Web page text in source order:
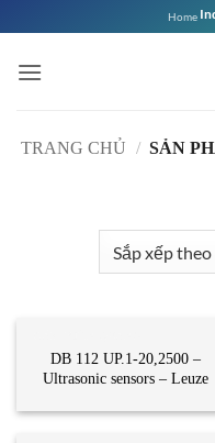
qua
nội
Home
TRANG CHỦ / SẢN
DB 112 UP.1-20,2500 –
Ultrasonic sensors – Leuze